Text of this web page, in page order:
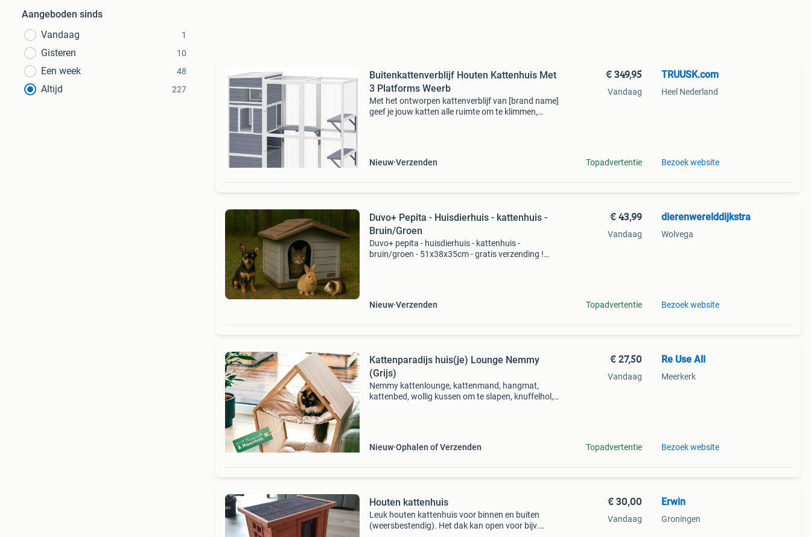
Aangeboden sinds
Vandaag
1
Gisteren 10
Een week 48
Altijd 227
Buitenkattenverblijf Houten Kattenhuis Met
3 Platforms Weerb
Met het ontworpen kattenverblijf van [brand name]
geef je jouw katten alle ruimte om te klimmen,
Nieuw Verzenden
€ 349,95
Vandaag
Topadvertentie
TRUUSK.com
Heel Nederland
Bezoek website
Duvo+ Pepita - Huisdierhuis - kattenhuis -
Bruin/Groen
Duvo+ pepita - huisdierhuis - kattenhuis -
bruin/groen - 51x38x35cm - gratis verzending !
Nieuw Verzenden
€ 43,99
Vandaag
Topadvertentie
dierenwerelddijkstra
Wolvega
Bezoek website
Kattenparadijs huis(je) Lounge Nemmy
(Grijs)
Nemmy kattenlounge, kattenmand, hangmat,
kattenbed, wollig kussen om te slapen, knuffelhol,
Nieuw Ophalen of Verzenden
€ 27,50
Vandaag
Topadvertentie
Re Use All
Meerkerk
Bezoek website
Houten kattenhuis
Leuk houten kattenhuis voor binnen en buiten
(weersbestendig). Het dak kan open voor bijv.
€ 30,00
Vandaag
Erwin
Groningen